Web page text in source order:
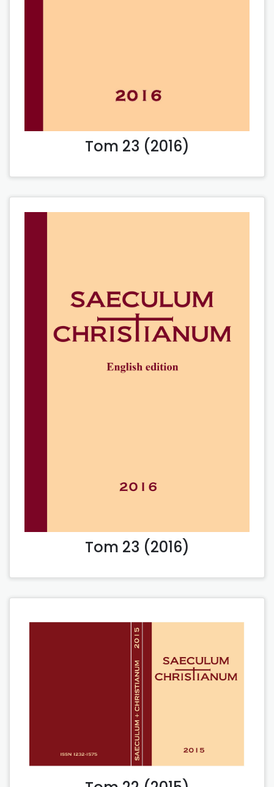
Tom 23 (2016)
Tom 23 (2016)